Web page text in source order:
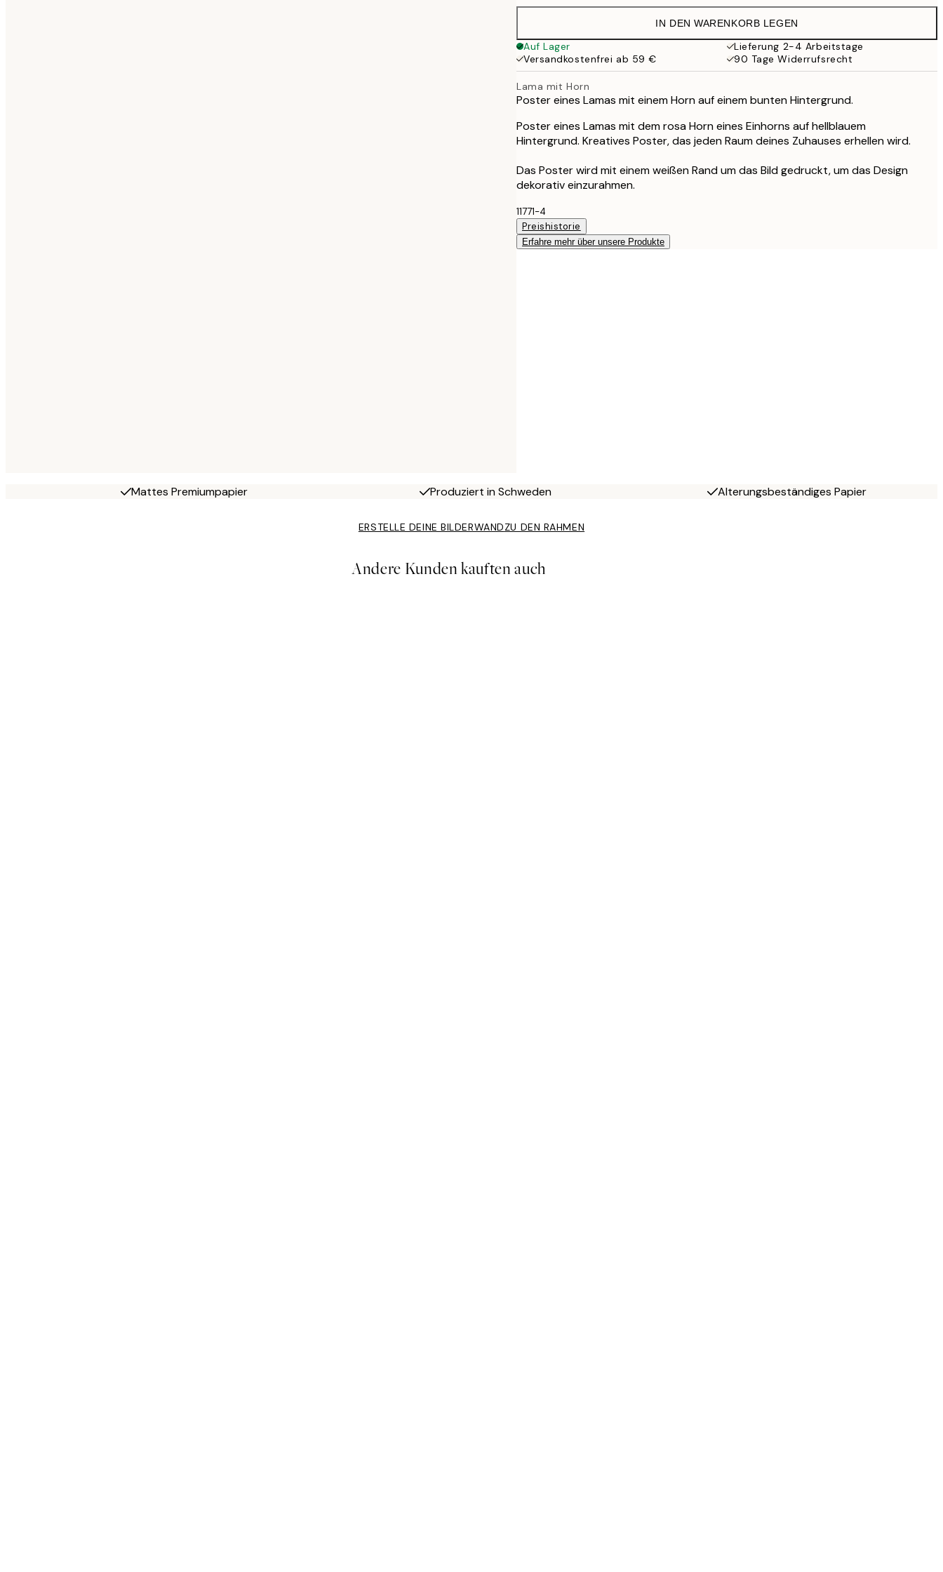
19,95 €
32,45 €
IN DEN WARENKORB LEGEN
Auf Lager
Lieferung 2-4 Arbeitstage
Versandkostenfrei ab 59 €
90 Tage Widerrufsrecht
Lama mit Horn
Poster eines Lamas mit einem Horn auf einem bunten Hintergrund.
Poster eines Lamas mit dem rosa Horn eines Einhorns auf hellblauem
Hintergrund. Kreatives Poster, das jeden Raum deines Zuhauses erhellen wird.
Das Poster wird mit einem weißen Rand um das Bild gedruckt, um das Design
dekorativ einzurahmen.
11771-4
Preishistorie
Erfahre mehr über unsere Produkte
Mattes Premiumpapier Produziert in Schweden Alterungsbeständiges Papier
ERSTELLE DEINE BILDERWANDZU DEN RAHMEN
Andere Kunden kauften auch